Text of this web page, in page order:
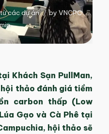
các dự án / byVNCPC
Khách Sạn PullMan,
thảo đánh giá tiềm
carbon thấp (Low
Gạo và Cà Phê tại
hội thảo sẽ